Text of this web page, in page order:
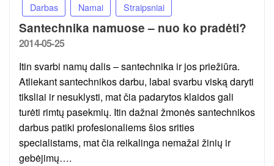
Darbas Namai Straipsniai
Santechnika namuose – nuo ko pradėti?
Posted
2014-05-25
Itin svarbi namų dalis – santechnika ir jos priežiūra.
Atliekant santechnikos darbu, labai svarbu viską daryti
tiksliai ir nesuklysti, mat čia padarytos klaidos gali
turėti rimtų pasekmių. Itin dažnai žmonės santechnikos
darbus patiki profesionaliems šios srities
specialistams, mat čia reikalinga nemažai žinių ir
gebėjimų….